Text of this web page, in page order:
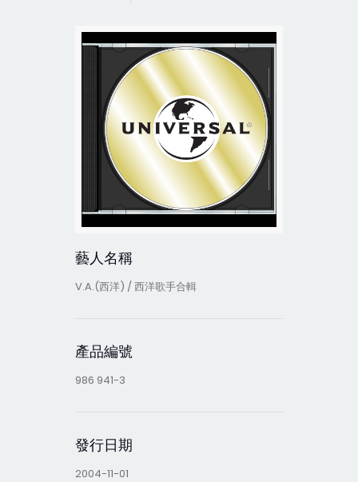
藝人名稱
V.A.(西洋) / 西洋歌手合輯
產品編號
986 941-3
發行日期
2004-11-01